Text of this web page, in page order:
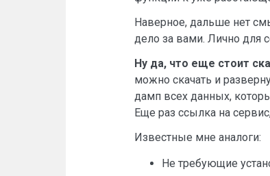
Наверное, дальше нет
дело за вами. Лично для
Ну да, что еще стоит
можно скачать и
дамп всех данных,
Еще раз ссылка на
Известные мне аналоги:
Не требующие